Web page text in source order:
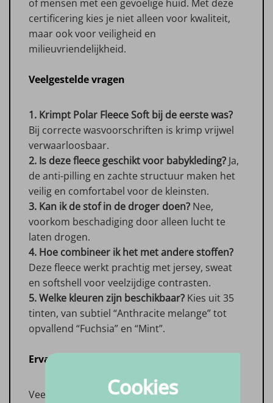
of mensen met een gevoelige huid. Met deze
certificering kies je niet alleen voor kwaliteit,
maar ook voor veiligheid en
milieuvriendelijkheid.
Veelgestelde vragen
1. Krimpt Polar Fleece Soft bij de eerste was?
Bij correcte wasvoorschriften is krimp vrijwel
verwaarloosbaar.
2. Is deze fleece geschikt voor babykleding? Ja,
de anti-pilling en zachte structuur maken het
veilig en comfortabel voor de kleinsten.
3. Kan ik de stof in de droger doen? Nee,
voorkom beschadiging door alleen lucht te
laten drogen.
4. Hoe combineer ik het met andere stoffen?
Deze fleece werkt prachtig met jersey, sweat
en softshell voor veelzijdige contrasten.
5. Welke kleuren zijn beschikbaar? Kies uit 35
tinten, van subtiel “Anthracite melange” tot
opvallend “Fuchsia” en “Mint”.
Ervaringen van klanten
Veel naaisters prijzen Polar Fleece Soft om de
Cookies